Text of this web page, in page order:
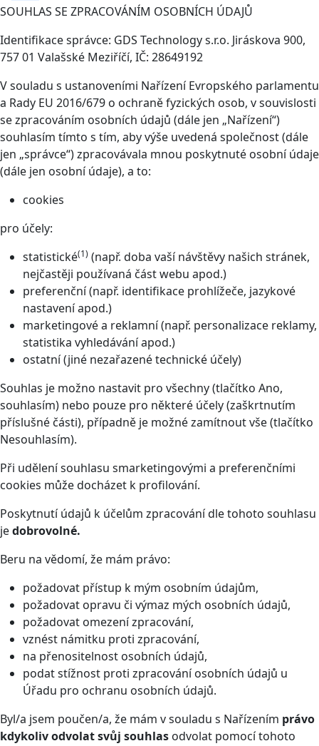
SOUHLAS SE ZPRACOVÁNÍM OSOBNÍCH ÚDAJŮ
Identifikace správce: GDS Technology s.r.o. Jiráskova 900,
757 01 Valašské Meziříčí, IČ: 28649192
V souladu s ustanoveními Nařízení Evropského parlamentu
a Rady EU 2016/679 o ochraně fyzických osob, v souvislosti
se zpracováním osobních údajů (dále jen „Nařízení“)
souhlasím tímto s tím, aby výše uvedená společnost (dále
jen „správce“) zpracovávala mnou poskytnuté osobní údaje
(dále jen osobní údaje), a to:
cookies
pro účely:
statistické(1) (např. doba vaší návštěvy našich stránek,
nejčastěji používaná část webu apod.)
preferenční (např. identifikace prohlížeče, jazykové
nastavení apod.)
marketingové a reklamní (např. personalizace reklamy,
statistika vyhledávání apod.)
ostatní (jiné nezařazené technické účely)
Souhlas je možno nastavit pro všechny (tlačítko Ano,
souhlasím) nebo pouze pro některé účely (zaškrtnutím
příslušné části), případně je možné zamítnout vše (tlačítko
Nesouhlasím).
Při udělení souhlasu smarketingovými a preferenčními
cookies může docházet k profilování.
Poskytnutí údajů k účelům zpracování dle tohoto souhlasu
jedobrovolné.
Beru na vědomí, že mám právo:
požadovat přístup k mým osobním údajům,
požadovat opravu či výmaz mých osobních údajů,
požadovat omezení zpracování,
vznést námitku proti zpracování,
na přenositelnost osobních údajů,
podat stížnost proti zpracování osobních údajů u
Úřadu pro ochranu osobních údajů.
Byl/a jsem poučen/a, že mám v souladu s Nařízením právo
kdykoliv odvolat svůj souhlas odvolat pomocí tohoto